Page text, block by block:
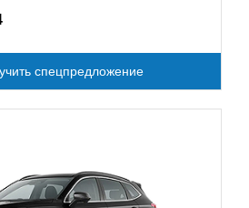
спецпредложение